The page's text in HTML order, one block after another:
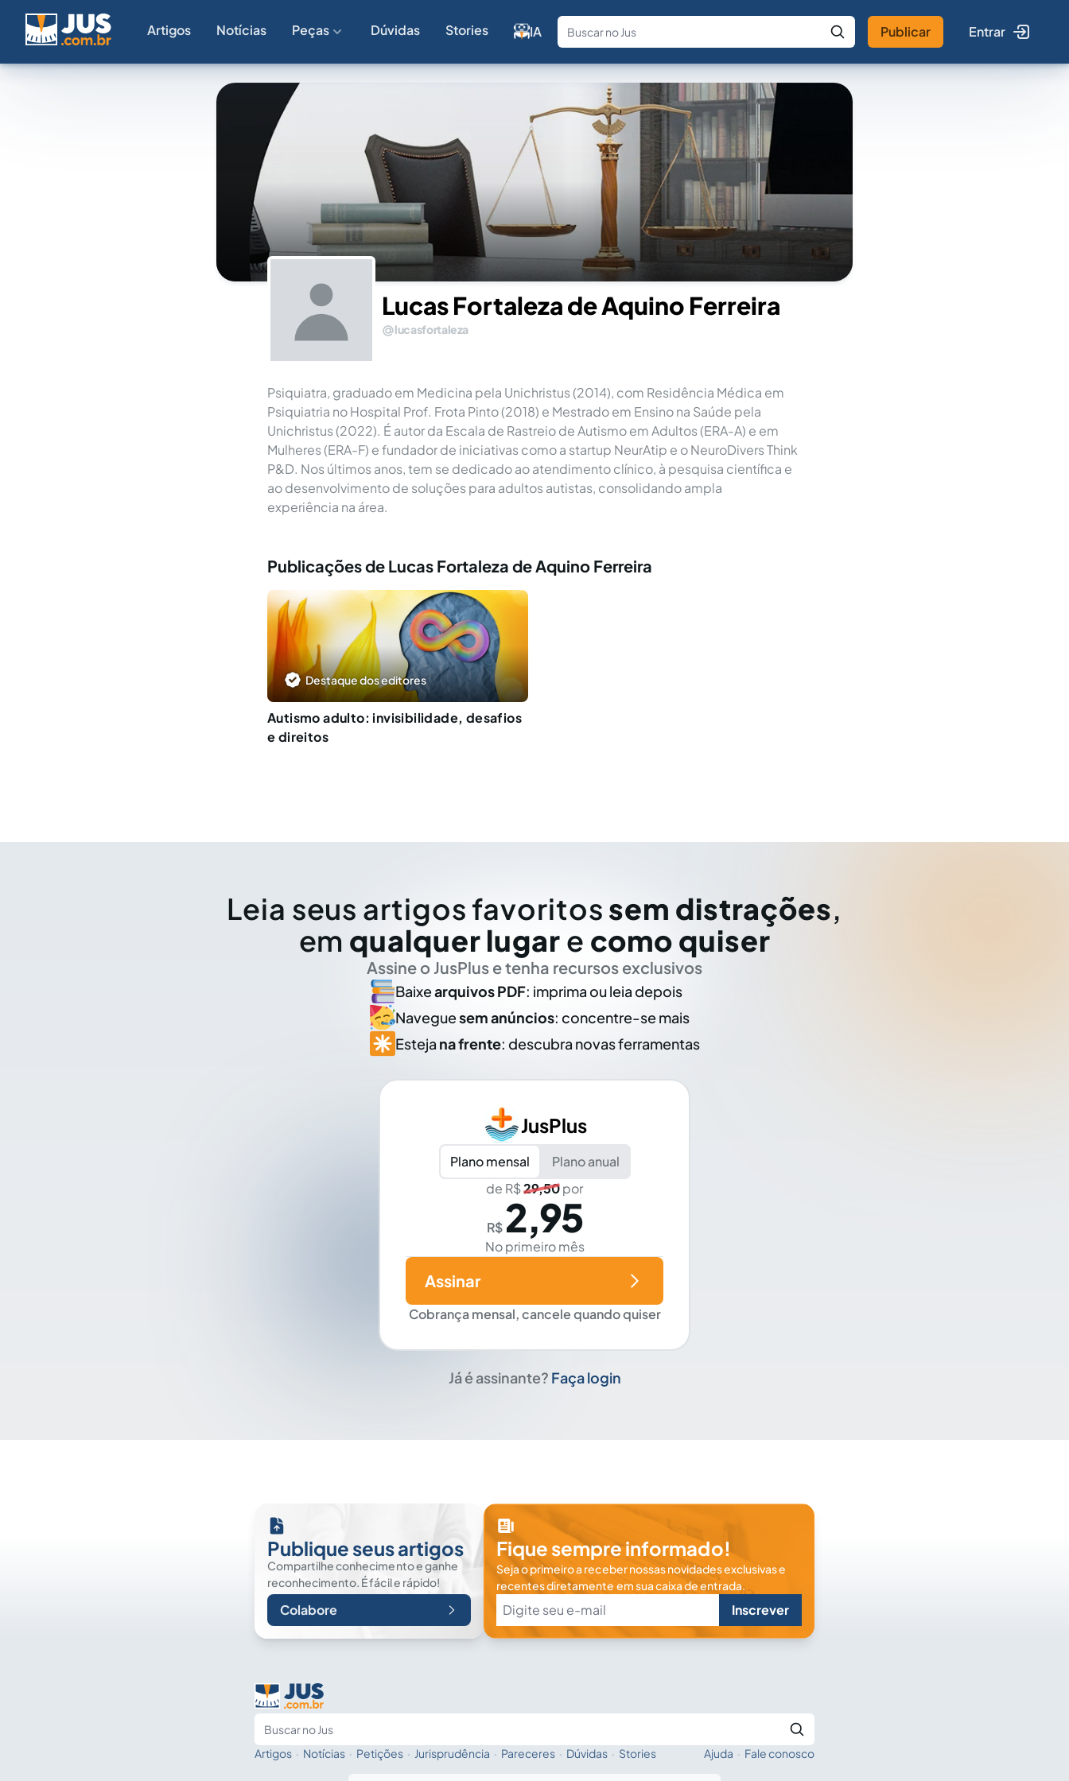
Artigos Notícias Peças Dúvidas Stories IA
Fale com a IA Buscar no Jus
Publicar Entrar
Lucas Fortaleza de Aquino Ferreira
lucasfortaleza
Psiquiatra, graduado em Medicina pela Unichristus (2014), com Residência Médica em
Psiquiatria no Hospital Prof. Frota Pinto (2018) e Mestrado em Ensino na Saúde pela
Unichristus (2022). É autor da Escala de Rastreio de Autismo em Adultos (ERA-A) e em
Mulheres (ERA-F) e fundador de iniciativas como a startup NeurAtip e o NeuroDivers Think
P&D. Nos últimos anos, tem se dedicado ao atendimento clínico, à pesquisa científica e
ao desenvolvimento de soluções para adultos autistas, consolidando ampla
experiência na área.
Publicações de Lucas Fortaleza de Aquino Ferreira
Destaque dos editores
Autismo adulto: invisibilidade, desafios
e direitos
Leia seus artigos favoritos sem distrações,
em qualquer lugar e como quiser
Assine o JusPlus e tenha recursos exclusivos
Baixearquivos PDF: imprima ou leia depois
Naveguesem anúncios: concentre-se mais
Esteja na frente: descubra novas ferramentas
JusPlus
Plano mensal
Plano anual
de R$29,50por
R$ 2,95
No primeiro mês
Cobrança mensal, cancele quando quiser
Assinar
Já é assinante? Faça login
Publique seus artigos
Compartilhe conhecimento e ganhe
reconhecimento. É fácil e rápido!
Colabore
Fique sempre informado!
Seja o primeiro a receber nossas novidades exclusivas e
recentes diretamente em sua caixa de entrada.
Inscrever
Artigos · Notícias · Petições · Jurisprudência · Pareceres · Dúvidas · Stories Ajuda · Fale conosco